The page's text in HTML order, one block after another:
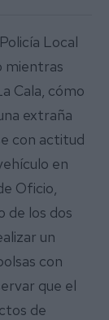
Local
mientras
Cala, cómo
extraña
con actitud
en
Oficio,
de los dos
un
con
que el
de